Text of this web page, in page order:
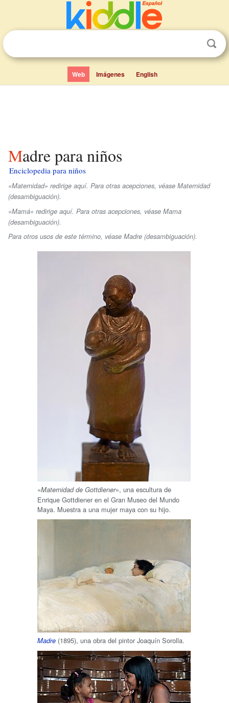
Web Imágenes English
Madre para niños
Enciclopedia para niños
«Maternidad» redirige aquí. Para otras acepciones, véase Maternidad
(desambiguación).
«Mamá» redirige aquí. Para otras acepciones, véase Mama
(desambiguación).
Para otros usos de este término, véase Madre (desambiguación).
«Maternidad de Gottdiener», una escultura de
Enrique Gottdiener en el Gran Museo del Mundo
Maya. Muestra a una mujer maya con su hijo.
Madre (1895), una obra del pintor Joaquín Sorolla.